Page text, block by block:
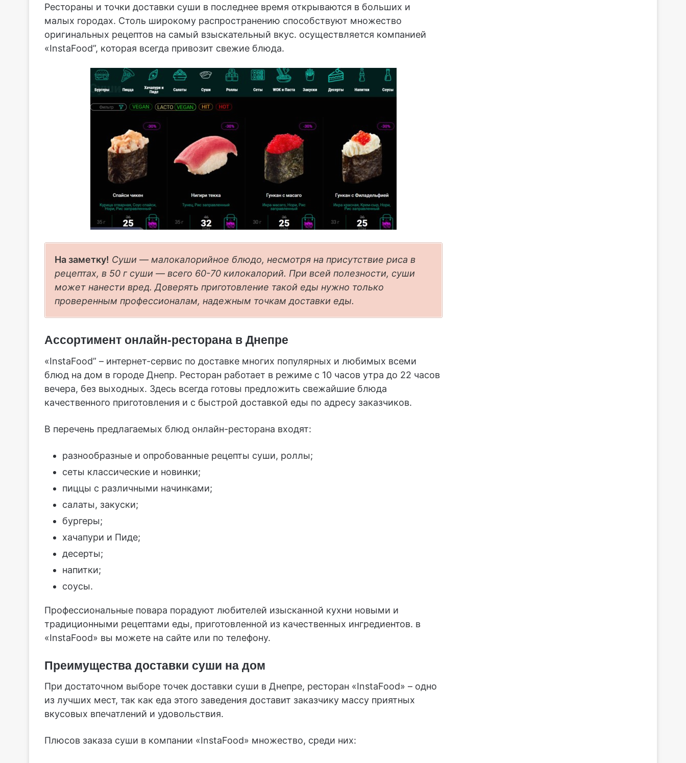
Рестораны и точки доставки суши в последнее время открываются в больших и
малых городах. Столь широкому распространению способствуют множество
оригинальных рецептов на самый взыскательный вкус. осуществляется компанией
«InstaFood”, которая всегда привозит свежие блюда.
На заметку! Суши — малокалорийное блюдо, несмотря на присутствие риса в
рецептах, в 50 г суши — всего 60-70 килокалорий. При всей полезности, суши
может нанести вред. Доверять приготовление такой еды нужно только
проверенным профессионалам, надежным точкам доставки еды.
Ассортимент онлайн-ресторана в Днепре
«InstaFood” – интернет-сервис по доставке многих популярных и любимых всеми
блюд на дом в городе Днепр. Ресторан работает в режиме с 10 часов утра до 22 часов
вечера, без выходных. Здесь всегда готовы предложить свежайшие блюда
качественного приготовления и с быстрой доставкой еды по адресу заказчиков.
В перечень предлагаемых блюд онлайн-ресторана входят:
разнообразные и опробованные рецепты суши, роллы;
сеты классические и новинки;
пиццы с различными начинками;
салаты, закуски;
бургеры;
хачапури и Пиде;
десерты;
напитки;
соусы.
Профессиональные повара порадуют любителей изысканной кухни новыми и
традиционными рецептами еды, приготовленной из качественных ингредиентов. в
«InstaFood» вы можете на сайте или по телефону.
Преимущества доставки суши на дом
При достаточном выборе точек доставки суши в Днепре, ресторан «InstaFood» – одно
из лучших мест, так как еда этого заведения доставит заказчику массу приятных
вкусовых впечатлений и удовольствия.
Плюсов заказа суши в компании «InstaFood» множество, среди них: